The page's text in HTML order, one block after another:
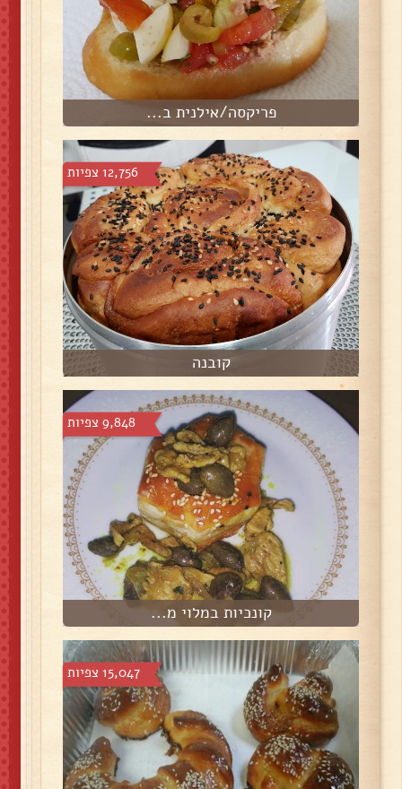
פריקסה/אילנית ב...
12,756 צפיות
קובנה
9,848 צפיות
קונכיות במלוי מ...
15,047 צפיות